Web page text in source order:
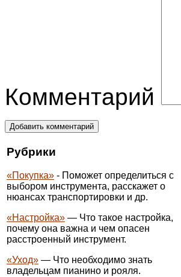
Комментарий
Добавить комментарий
Рубрики
«Покупка» - Поможет определиться с
выбором инструмента, расскажет о
нюансах транспортировки и др.
«Настройка» — Что такое настройка,
почему она важна и чем опасен
расстроенный инструмент.
«Уход» — Что необходимо знать
владельцам пианино и рояля.